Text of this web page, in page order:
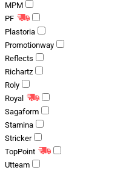
MPM
PF
Plastoria
Promotionway
Reflects
Richartz
Roly
Royal
Sagaform
Stamina
Stricker
TopPoint
Utteam